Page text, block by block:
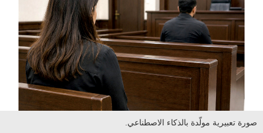
صورة تعبيرية مولّدة بالذكاء الاصطناعي.